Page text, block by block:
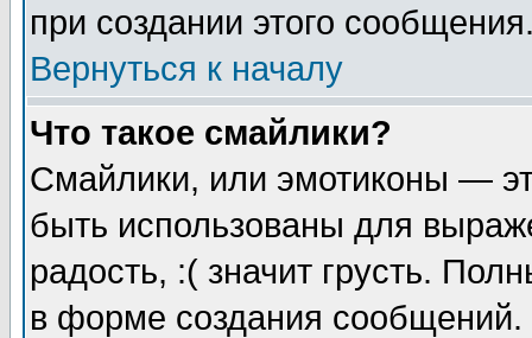
при создании этого
Вернуться к началу
Что такое смайлики?
Смайлики, или эмотиконы —
быть использованы для
радость, :( значит грусть.
в форме создания сообщений.